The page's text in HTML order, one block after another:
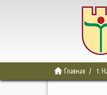
Главная 1.